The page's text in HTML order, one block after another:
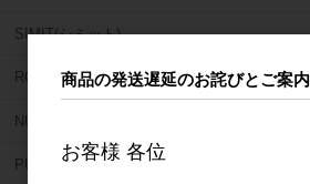
SIMIT(シミット)
ROEKO (ロエコ)
NU SMILE (ニュー スマイル)
PULPDENT (パルプデント)
商品の発送遅延のお詫びとご案内
お客様 各位